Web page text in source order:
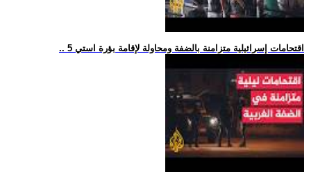
.. 5 اقتحامات إسرائيلية متزامنة بالضفة ومحاولة لإقامة بؤرة استي